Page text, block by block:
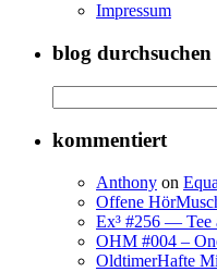
Impressum
blog durchsuchen
for:
kommentiert
Anthony on
Offene
Ex³ #256 — Tee
OHM #004 –
OldtimerHafte